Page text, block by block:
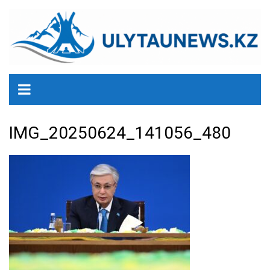
содержанию
IMG_20250624_141056_480